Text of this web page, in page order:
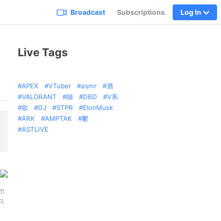
Broadcast Subscriptions Log In
Live Tags
APEX VTuber asmr
酒
VALORANT
猫 DBD
V系
歌
DJ STPR
ElonMusk
ARK
AMPTAK
鬱
ASTLIVE